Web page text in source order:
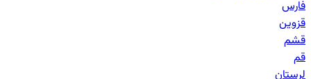
فارس
قزوین
قشم
قم
لرستان